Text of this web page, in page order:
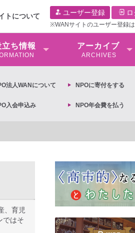
トについて ユーザー登録
※WANサイトのユーザー登録は
⽴ち情報 アーカイブ
ARCHIVES
法⼈WANについて NPOに寄付をする
入会申込み NPO年会費を払う
参画基本計画の閣議決定への抗議文 ◆女性差別
、育児
ではそ